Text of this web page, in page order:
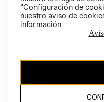
CAMBIAR REGIÓN
propiedad de H&M Hennes &
“Configuración de
nuestro aviso de
información.